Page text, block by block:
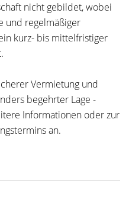
nicht gebildet, wobei
und regelmäßiger
kurz- bis mittelfristiger
Vermietung und
begehrter Lage -
Informationen oder zur
an.